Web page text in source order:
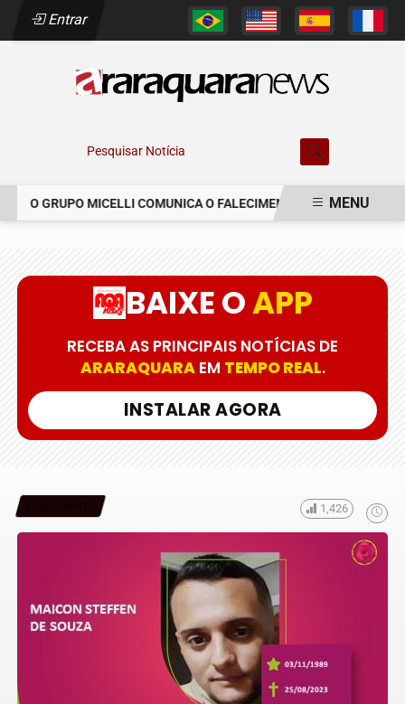
Entrar
Pesquisar Notícia
O GRUPO MICELLI COMUNICA O FALECIMENTO DO SR. MARCELO
MENU
BAIXE OAPP
RECEBA AS PRINCIPAIS NOTÍCIAS DE
ARARAQUARAEM TEMPO REAL.
INSTALAR AGORA
1,426